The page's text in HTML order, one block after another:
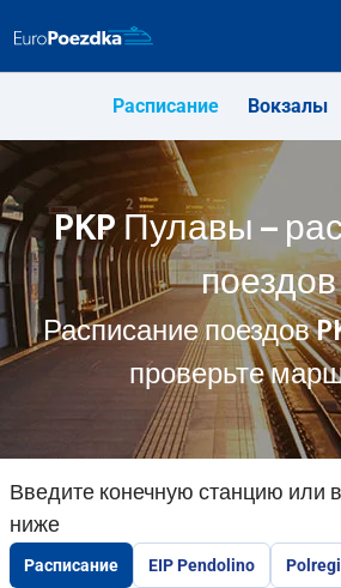
Расписание Вокзалы
PKP Пулавы –
поездов
Расписание поездов
проверьте
Введите конечную станцию или
ниже
Расписание EIP Pendolino